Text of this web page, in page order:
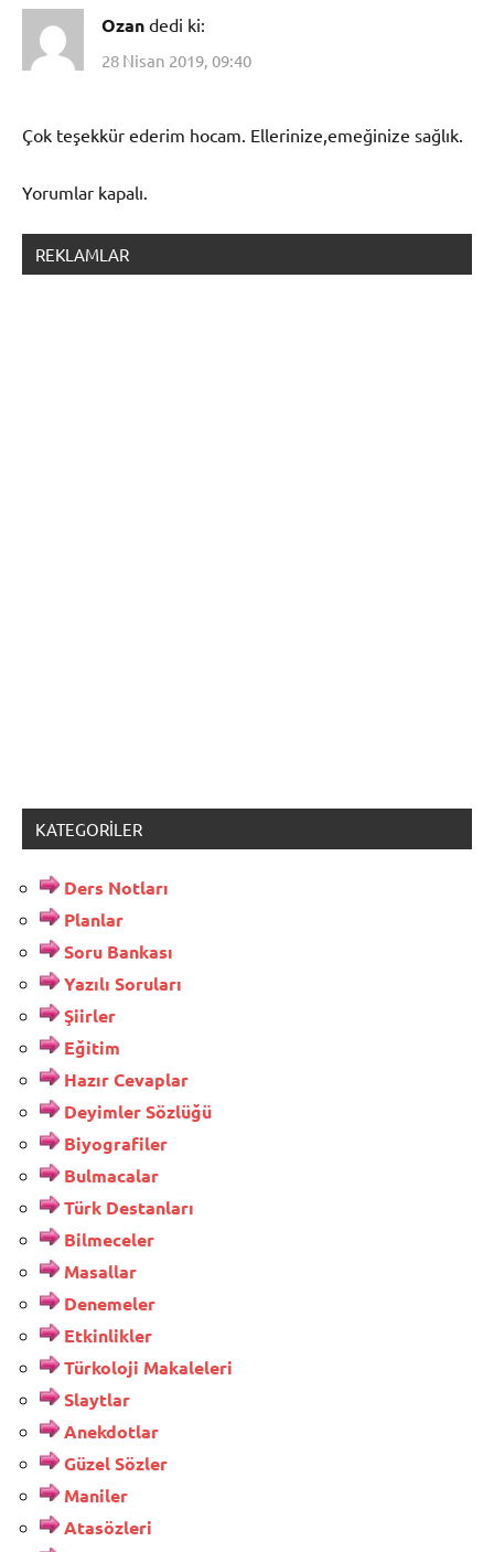
Ozan dedi ki:
28 Nisan 2019, 09:40
Çok teşekkür ederim hocam. Ellerinize,emeğinize sağlık.
Yorumlar kapalı.
REKLAMLAR
KATEGORILER
Ders Notları
Planlar
Soru Bankası
Yazılı Soruları
Şiirler
Eğitim
Hazır Cevaplar
Deyimler Sözlüğü
Biyografiler
Bulmacalar
Türk Destanları
Bilmeceler
Masallar
Denemeler
Etkinlikler
Türkoloji Makaleleri
Slaytlar
Anekdotlar
Güzel Sözler
Maniler
Atasözleri